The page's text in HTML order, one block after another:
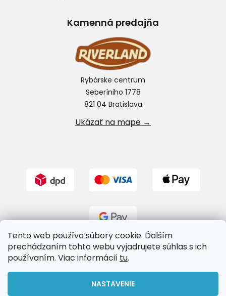
Tento web používa súbory cookie. Ďalším
prechádzaním tohto webu vyjadrujete súhlas s ich
používaním. Viac informácií tu.
NASTAVENIE
Kamenná predajňa
Rybárske centrum
Seberíniho 1778
821 04 Bratislava
Ukázať na mape →